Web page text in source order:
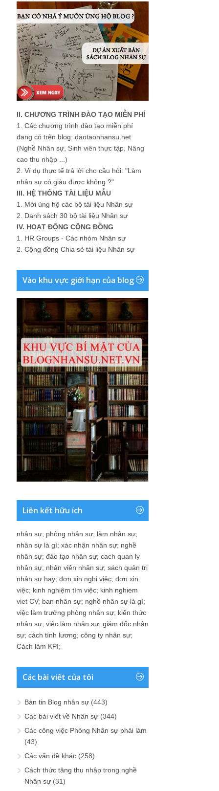
II. CHƯƠNG TRÌNH ĐÀO TẠO MIỄN PHÍ
1. Các chương trình đào tạo miễn phí
đang có trên blog: daotaonhansu.net
(Nghề Nhân sự, Sinh viên thực tập, Nâng
cao thu nhập ...)
2. Ví dụ thực tế trả lời cho câu hỏi: "Làm
nhân sự có giàu được không ?"
III. HỆ THỐNG TÀI LIỆU MẪU
1. Mời ủng hộ các bộ tài liệu Nhân sự
2. Danh sách 30 bộ tài liệu Nhân sự
IV. HOẠT ĐỘNG CỘNG ĐỒNG
1. HR Groups - Các nhóm Nhân sự
2. Cộng đồng Chia sẻ tài liệu Nhân sự
Vào khu vực giới hạn của blog
Liên kết hữu ích
nhân sự; phòng nhân sự; làm nhân sự;
nhân sự là gì; xác nhận nhân sự; nghề
nhân sự; đào tạo nhân sự; cach quan ly
nhân sự; nhân viên nhân sự; sách quản trị
nhân sự hay; đơn xin nghỉ việc; đơn xin
việc; kinh nghiệm tìm việc; kinh nghiem
viet CV; ban nhân sự; nghề nhân sự là gì;
việc làm trưởng phòng nhân sự; kiến thức
nhân sự; việc làm nhân sự; giám đốc nhân
sự; cách tính lương; công ty nhân sự;
Cách làm KPI;
Các bài viết của tôi
Bản tin Blog nhân sự (443)
Các bài viết về Nhân sự (344)
Các công việc Phòng Nhân sự phải làm
(43)
Các vấn đề khác (258)
Cách thức tăng thu nhập trong nghề
Nhân sự (31)